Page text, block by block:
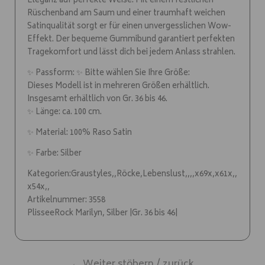
Rüschenband am Saum und einer traumhaft weichen
Satinqualität sorgt er für einen unvergesslichen Wow-
Effekt. Der bequeme Gummibund garantiert perfekten
Tragekomfort und lässt dich bei jedem Anlass strahlen.
✨ Passform: ✨ Bitte wählen Sie Ihre Größe:
Dieses Modell ist in mehreren Größen erhältlich.
Insgesamt erhältlich von Gr. 36 bis 46.
✨ Länge: ca. 100 cm.
✨ Material: 100% Raso Satin
✨ Farbe: Silber
Kategorien:Graustyles,,Röcke,Lebenslust,,,,x69x,x61x,,
x54x,,
Artikelnummer: 3558
PlisseeRock Marilyn, Silber |Gr. 36 bis 46|